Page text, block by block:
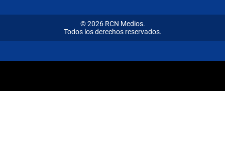
© 2026 RCN Medios.
Todos los derechos reservados.